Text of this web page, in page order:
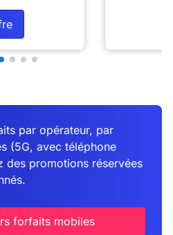
par opérateur, par
(5G, avec téléphone
des promotions réservées
forfaits mobiles